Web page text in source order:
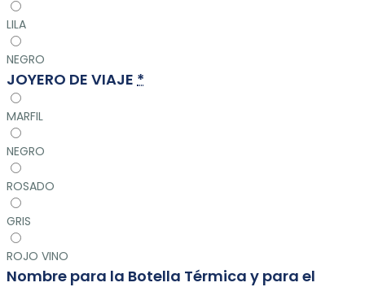
LILA
NEGRO
JOYERO DE VIAJE *
MARFIL
NEGRO
ROSADO
GRIS
ROJO VINO
Nombre para la Botella Térmica y para el